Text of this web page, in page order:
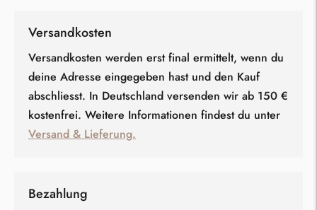
Versandkosten
Versandkosten werden erst final ermittelt, wenn du
deine Adresse eingegeben hast und den Kauf
abschliesst. In Deutschland versenden wir ab 150 €
kostenfrei. Weitere Informationen findest du unter
Versand & Lieferung.
Bezahlung